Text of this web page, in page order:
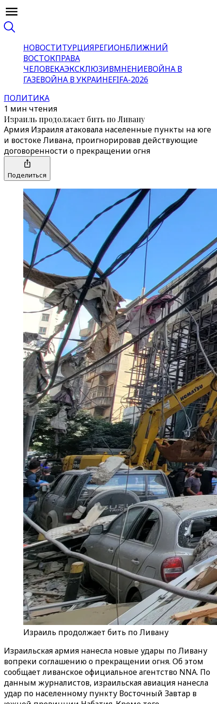
НОВОСТИТУРЦИЯРЕГИОНБЛИЖНИЙ
ВОСТОКПРАВА
ЧЕЛОВЕКАЭКСКЛЮЗИВМНЕНИЕВОЙНА В
ГАЗЕВОЙНА В УКРАИНЕFIFA-2026
ПОЛИТИКА
1 мин чтения
Израиль продолжает бить по Ливану
Армия Израиля атаковала населенные пункты на юге
и востоке Ливана, проигнорировав действующие
договоренности о прекращении огня
Поделиться
Израиль продолжает бить по Ливану
Израильская армия нанесла новые удары по Ливану
вопреки соглашению о прекращении огня. Об этом
сообщает ливанское официальное агентство NNA. По
данным журналистов, израильская авиация нанесла
удар по населенному пункту Восточный Завтар в